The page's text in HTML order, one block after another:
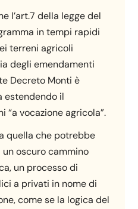
l’art.7 della legge del
in tempi rapidi
terreni agricoli
degli emendamenti
Decreto Monti è
estendendo il
“a vocazione agricola”.
quella che potrebbe
oscuro cammino
un processo di
a privati in nome di
come se la logica del